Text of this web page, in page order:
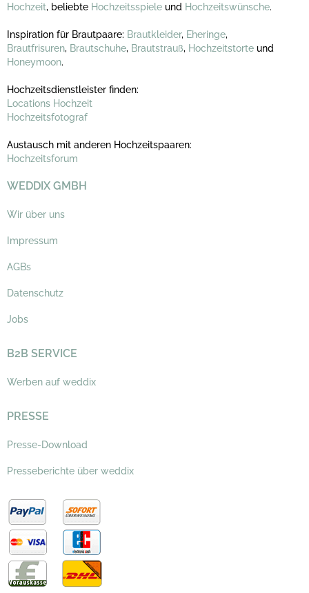
Hochzeit, beliebte Hochzeitsspiele und Hochzeitswünsche.
Inspiration für Brautpaare: Brautkleider, Eheringe,
Brautfrisuren, Brautschuhe, Brautstrauß, Hochzeitstorte und
Honeymoon.
Hochzeitsdienstleister finden:
Locations Hochzeit
Hochzeitsfotograf
Austausch mit anderen Hochzeitspaaren:
Hochzeitsforum
WEDDIX GMBH
Wir über uns
Impressum
AGBs
Datenschutz
Jobs
B2B SERVICE
Werben auf weddix
PRESSE
Presse-Download
Presseberichte über weddix